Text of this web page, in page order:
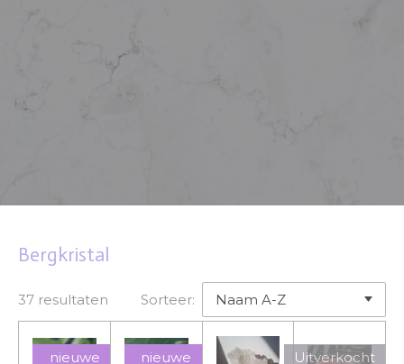
Bergkristal
37 resultaten Sorteer:
nieuwe
nieuwe
Uitverkocht